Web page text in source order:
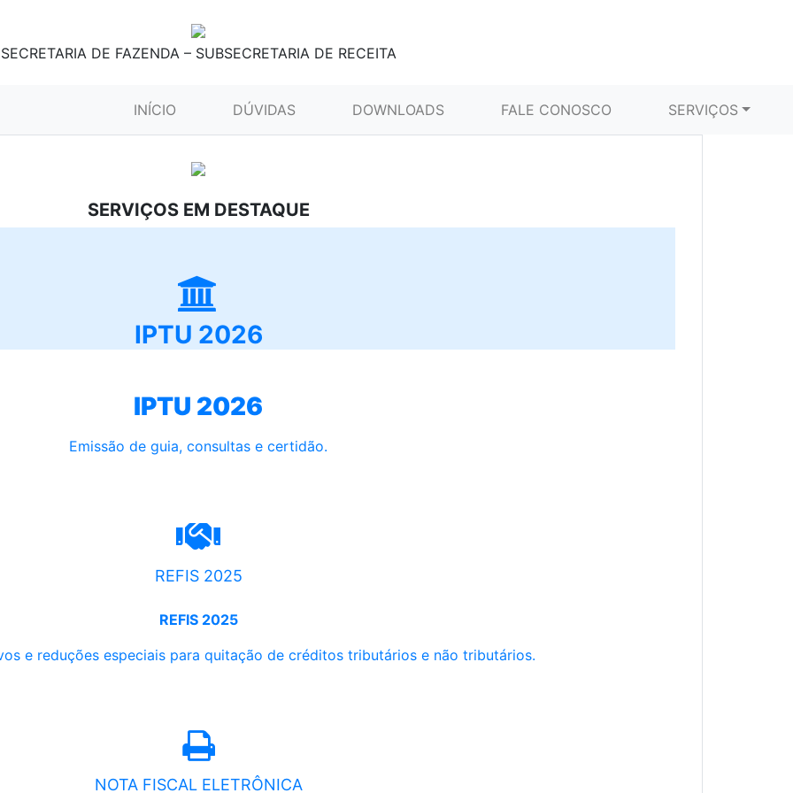
SECRETARIA DE FAZENDA – SUBSECRETARIA DE RECEITA
INÍCIO (CURRENT)DÚVIDAS DOWNLOADS FALE CONOSCO SERVIÇOS
SERVIÇOS EM DESTAQUE
IPTU 2026
IPTU 2026
Emissão de guia, consultas e certidão.
REFIS 2025
REFIS 2025
e reduções especiais para quitação de créditos tributários e não tributários.
NOTA FISCAL ELETRÔNICA